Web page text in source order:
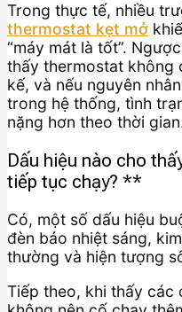
Trong thực tế, nhiều
thermostat kẹt mở
“máy mát là tốt”.
thấy thermostat không
kế, và nếu nguyên
trong hệ thống, tình
nặng hơn theo thời
Dấu hiệu nào cho
tiếp tục chạy? **
Có, một số dấu hiệu
đèn báo nhiệt sáng,
thường và hiện tượng
Tiếp theo, khi thấy các